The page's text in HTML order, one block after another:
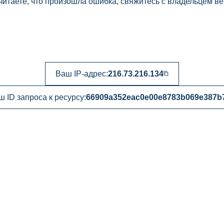
Ваш IP-адрес:216.73.216.134
ID запроса к ресурсу: